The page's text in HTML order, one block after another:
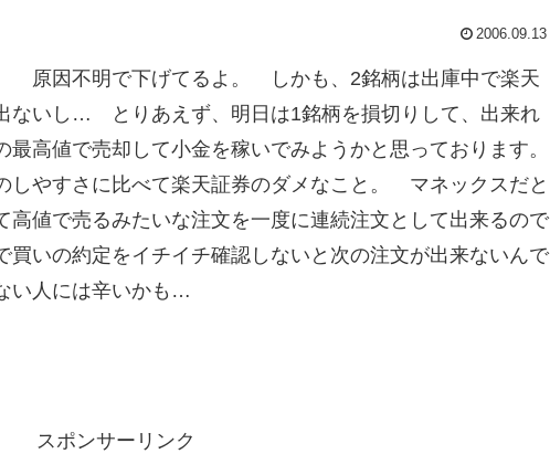
2006.09.13
原因不明で下げてるよ。 しかも、2銘柄は出庫中で楽天
ないし… とりあえず、明日は1銘柄を損切りして、出来れ
高値で売却して小金を稼いでみようかと思っております。
しやすさに比べて楽天証券のダメなこと。 マネックスだと
高値で売るみたいな注文を一度に連続注文として出来るので
買いの約定をイチイチ確認しないと次の注文が出来ないんで
い人には辛いかも…
スポンサーリンク